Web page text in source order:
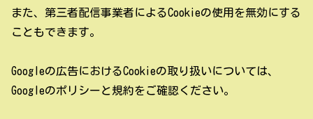
また、第三者配信事業者によるCookieの使用を無効にする
こともできます。
Googleの広告におけるCookieの取り扱いについては、
Googleのポリシーと規約をご確認ください。